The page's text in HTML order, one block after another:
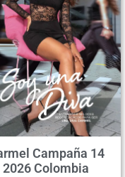
Campaña 14
2026 Colombia